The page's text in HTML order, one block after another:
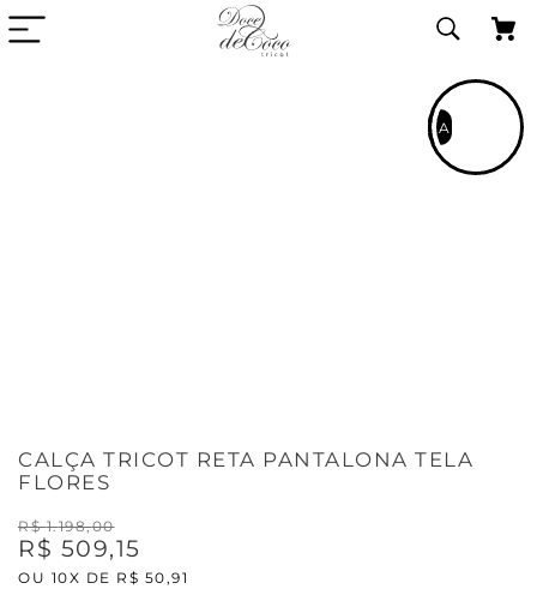
VIDEO DA PECA
CALÇA TRICOT RETA PANTALONA TELA
FLORES
R$ 1.198,00
R$ 509,15
OU 10X DE R$ 50 ,91